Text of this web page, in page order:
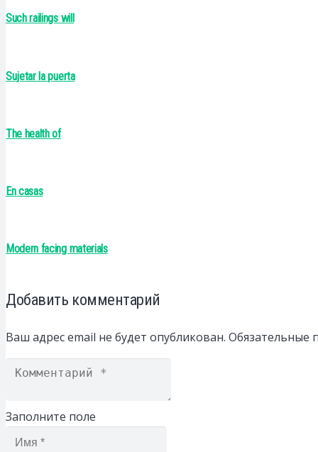
Such railings will
Sujetar la puerta
The health of
En casas
Modern facing materials
Добавить комментарий
Ваш адрес email не будет опубликован. Обязательные
Заполните поле